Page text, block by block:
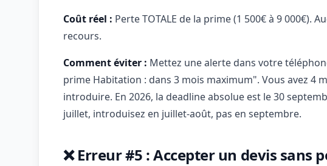
Coût réel : Perte TOTALE de la prime (1 500€ à 9 000€).
recours.
Comment éviter : Mettez une alerte dans votre
prime Habitation : dans 3 mois maximum". Vous avez 4
introduire. En 2026, la deadline absolue est le 30
juillet, introduisez en juillet-août, pas en septembre.
❌ Erreur #5 : Accepter un devis sans